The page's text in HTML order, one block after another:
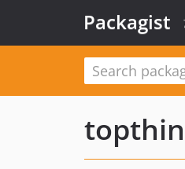
Packagist